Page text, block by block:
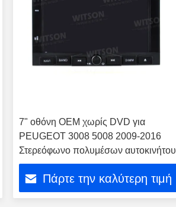
7" οθόνη OEM χωρίς DVD για
PEUGEOT 3008 5008 2009-2016
Στερεόφωνο πολυμέσων αυτοκινήτου
Πάρτε την καλύτερη τιμή